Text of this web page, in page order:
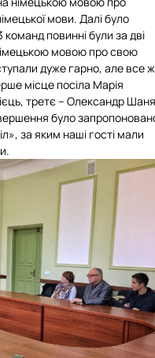
мови. Далі було
повинні були за дві
мовою про свою
дуже гарно, але все ж
місце посіла Марія
третє – Олександр
було
за яким наші гості мали